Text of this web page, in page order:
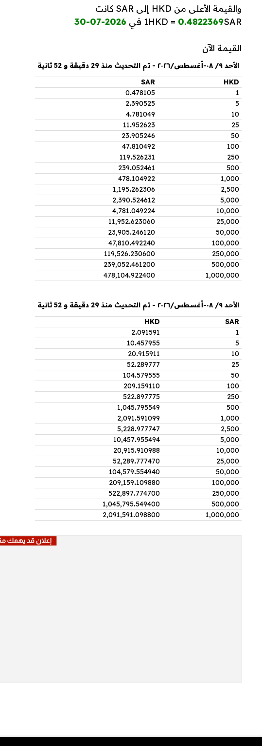
والقيمة الأعلى من HKD إلى SAR كانت
1HKD = 0.4822369SAR في 2026-07-30
القيمة الآن
الأحد ٩/ ٠٨-أغسطس/٢٠٢٦ - تم التحديث منذ 29 دقيقة و 52 ثانية
HKD
SAR
1
0.478105
5
2.390525
10
4.781049
25
11.952623
50
23.905246
100
47.810492
250
119.526231
500
239.052461
1,000
478.104922
2,500
1,195.262306
5,000
2,390.524612
10,000
4,781.049224
25,000
11,952.623060
50,000
23,905.246120
100,000
47,810.492240
250,000
119,526.230600
500,000
239,052.461200
1,000,000
478,104.922400
الأحد ٩/ ٠٨-أغسطس/٢٠٢٦ - تم التحديث منذ 29 دقيقة و 52 ثانية
SAR
HKD
1
2.091591
5
10.457955
10
20.915911
25
52.289777
50
104.579555
100
209.159110
250
522.897775
500
1,045.795549
1,000
2,091.591099
2,500
5,228.977747
5,000
10,457.955494
10,000
20,915.910988
25,000
52,289.777470
50,000
104,579.554940
100,000
209,159.109880
250,000
522,897.774700
500,000
1,045,795.549400
1,000,000
2,091,591.098800